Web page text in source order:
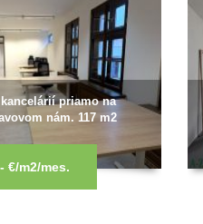
priamo na
nám. 117 m2
€/m2/mes.